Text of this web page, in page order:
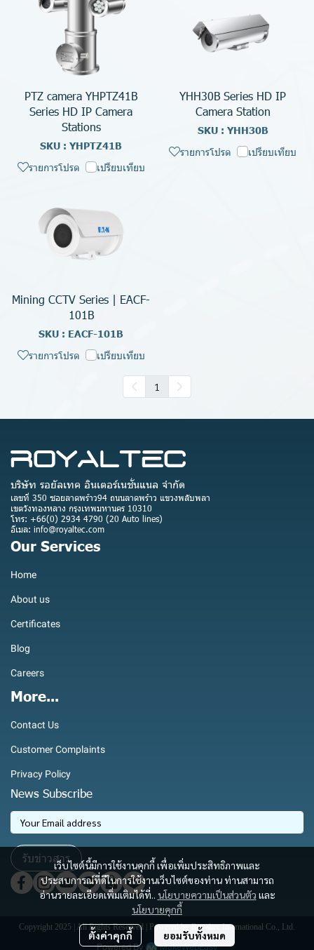
PTZ camera YHPTZ41B
Series HD IP Camera
Stations
SKU : YHPTZ41B
รายการโปรด เปรียบเทียบ
YHH30B Series HD IP
Camera Station
SKU : YHH30B
รายการโปรด เปรียบเทียบ
Mining CCTV Series | EACF-
101B
SKU : EACF-101B
รายการโปรด เปรียบเทียบ
1
เว็บไซต์นี้มีการใช้งานคุกกี้ เพื่อเพิ่มประสิทธิภาพและ
ประสบการณ์ที่ดีในการใช้งานเว็บไซต์ของท่าน ท่านสามารถ
อ่านรายละเอียดเพิ่มเติมได้ที่.. นโยบายความเป็นส่วนตัว และ
นโยบายคุกกี้
ตั้งค่าคุกกี้ ยอมรับทั้งหมด
บริษัท รอยัลเทค อินเตอร์เนชั่นแนล จำกัด
เลขที่ 350 ซอยลาดพร้าว94 ถนนลาดพร้าว แขวงพลับพลา
เขตวังทองหลาง กรุงเทพมหานคร 10310
โทร: +66(0) 2934 4790 (20 Auto lines)
อีเมล: info@royaltec.com
Our Services
Home
About us
Certificates
Blog
Careers
More...
Contact Us
Customer Complaints
Privacy Policy
News Subscribe
รับข่าวสาร
Copyright 2025 | All Rights Reserved | Powered by Royaltec International Co., Ltd.